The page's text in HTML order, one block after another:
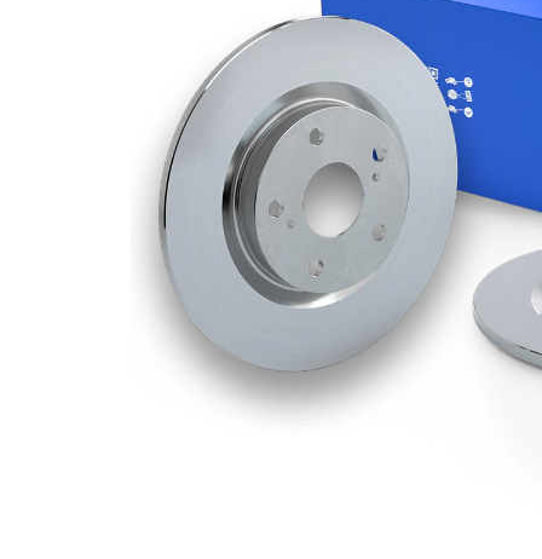
9,1 mm
kalınlık
Deliklerin
sayısı
5
Dış çap
282 mm
Delik sayısı
5
Merkezleme
64,1 mm
Delik
çemberi-Ø
114,3 mm
Üst yüzey
Kaplamalı